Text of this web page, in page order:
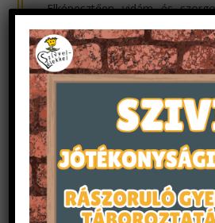
Elképesztően vidám és
össze sok új önkéntessel. A
játékok segítségével
néha felváltotta egy-egy
amely a tábor általános
felkészítőkről szolgált
A tréning legnagyobb
időpontok egyeztetése
könnyű összehangolni, hogy
naptárában ugyanaz a három
Viszont! Kedves leendő